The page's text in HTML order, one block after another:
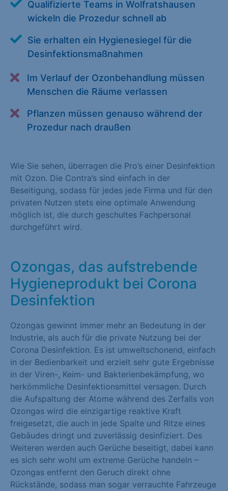
Qualifizierte Teams in Wolfratshausen
wickeln die Prozedur schnell ab
Sie erhalten ein Hygienesiegel für die
Desinfektionsmaßnahmen
Im Verlauf der Ozonbehandlung müssen
Menschen die Räume verlassen
Pflanzen müssen genauso während der
Prozedur nach draußen
Wie Sie sehen, überragen die Pro’s einer Desinfektion
mit Ozon. Die Contra’s sind einfach in der
Beseitigung, sodass für jedes jede Firma und für den
privaten Nutzen stets eine optimale Anwendung
möglich ist, die durch geschultes Fachpersonal
durchgeführt wird.
Ozongas, das aufstrebende
Hygieneprodukt bei Corona
Desinfektion
Ozongas gewinnt immer mehr an Bedeutung in der
Industrie, als auch für die private Nutzung bei der
Corona Desinfektion. Es ist umweltschonend, einfach
in der Bedienbarkeit und erzielt sehr gute Ergebnisse
in der Viren-, Keim- und Bakterienbekämpfung, wo
herkömmliche Desinfektionsmittel versagen. Durch
die Aufspaltung der Atome während des Zerfalls von
Ozongas wird die einzigartige reaktive Kraft
freigesetzt, die auch in jede Spalte und Ritze eines
Gebäudes dringt und zuverlässig desinfiziert. Des
Weiteren werden auch Gerüche beseitigt, dabei kann
es sich sehr wohl um extreme Gerüche handeln –
Ozongas entfernt den Geruch direkt ohne
Rückstände, sodass man sogar verrauchte Fahrzeuge
Alle akzeptieren Speichern
Essenziell (1)
Essenzielle Cookies ermöglichen grundlegende Funktionen und
sind für die einwandfreie Funktion der Website erforderlich.
Cookie-Informationen anzeigen
Statistiken (1)
Informationen helfen uns zu verstehen, wie unsere Besucher
unsere Website nutzen. Statistik Cookies erfassen Informationen
anonym. Diese Informationen helfen uns zu verstehen, wie
unsere Besucher unsere Website nutzen.
Cookie-Informationen anzeigen
Marketing-Cookies werden von Drittanbietern oder Publishern
verwendet, um personalisierte Werbung anzuzeigen. Sie tun
dies, indem sie Besucher über Websites hinweg verfolgen.
Cookie-Informationen anzeigen
Externe Medien (1)
Inhalte von Videoplattformen und Social-Media-Plattformen
werden standardmäßig blockiert. Wenn Cookies von externen
Medien akzeptiert werden, bedarf der Zugriff auf diese Inhalte
keiner manuellen Einwilligung mehr.
Cookie-Informationen anzeigen
Datenschutzerklärung Impressum